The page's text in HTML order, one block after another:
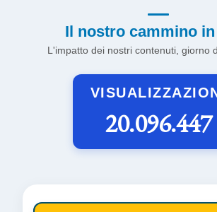
Il nostro cammino
L'impatto dei nostri contenuti, giorno
20.096.447